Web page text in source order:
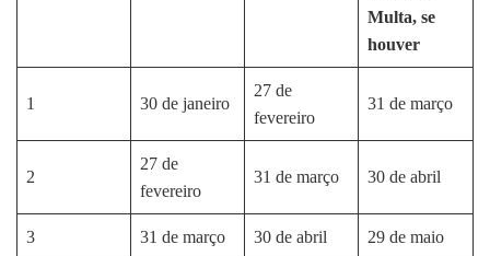
Multa, se
houver
1 30 de janeiro
27 de
fevereiro
31 de março
2
27 de
fevereiro
31 de março 30 de abril
3 31 de março 30 de abril 29 de maio